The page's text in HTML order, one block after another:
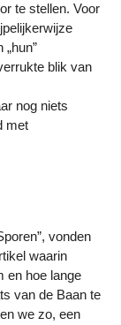
te stellen. Voor
blik van
nog niets
met
vonden
waarin
en hoe lange
van de Baan te
we zo, een